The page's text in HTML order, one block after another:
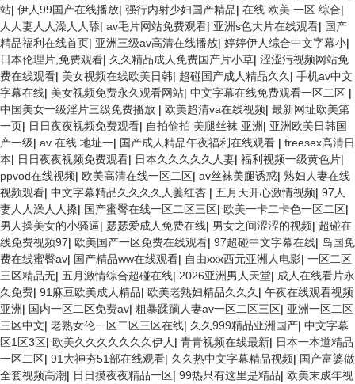
站| 伊人99国产在线播放| 强行内射少妇国产精品| 在线 欧美 一区 综合|
人人妻人人澡人人舔| av毛片网站免费观看| 亚洲s色大片在线观看| 国产
精品福利在线首页| 亚洲三级av高清在线播放| 婷婷伊人综合中文字幕小|
日本伦理片,免费观看| 久久精品成人免费国产片小草| 涩涩污视频网站免
费在线观看| 美女视频在线欧美日韩| 超碰国产成人精品久久 | 手机av中文
字幕在线| 美女视频免费永久观看网站| 中文字幕在线免费观看一区二区 |
中国美女一级淫片三级免费播放 | 欧美超清va在线视频| 最新网址欧美第
一页| 日日夜夜视频免费观看| 自拍偷拍 美腿丝袜 亚洲| 亚洲欧美日韩国
产一级| av 在线 地址一| 国产成人精品午夜福利在线观看 | freesex高清日
本| 日日夜夜视频免费观看| 日本久久久久久人妻| 福利视频一级黄色片|
ppvod在线视频| 欧美高清在线一区二区| av丝袜美腿诱惑| 熟妇人妻在线
视频观看| 中文字幕精品久久久久人萋红杏 | 五月天开心激情视频| 97人
妻人人澡人人搡| 国产蜜臀在线一区二区三区| 欧美一卡二卡色一区二区|
男人操美女的小骚逼| 瑟瑟爱成人免费在线| 男女之间涩涩的视频| 超碰在
线免费视频97| 欧美国产一区免费在线观看| 97超碰中文字幕在线| 岛国免
费在线蜜臀av| 国产精品ww在线观看| 自由xxx西元亚洲人电影| 一区二区
三区精品无| 五月激情综合超碰在线| 2026亚洲男人天堂| 成人在线看片永
久免费| 91麻豆欧美成人精品| 欧美老熟妇精品久久久 | 午夜在线观看视频
亚洲| 国内一区二区免费av| 粗暴蹂躏人妻av一区二区三区| 亚洲一区二区
三区中文| 老熟女伦一区二区三区在线| 久久999精品亚洲国产| 中文字幕
区1区3区| 欧美久久久久久久久伊人 | 青青视频在线最新| 日本一本道精品
一区二区| 91大神夯51部在线观看| 久久热中文字幕精品视频| 国产富婆做
全套视频高潮| 日日摸夜夜精品一区| 99热只有这里是精品| 欧美末成年视